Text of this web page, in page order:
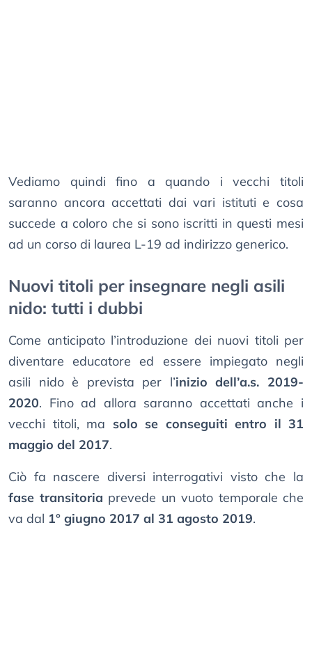
Vediamo quindi fino a quando i vecchi titoli
saranno ancora accettati dai vari istituti e cosa
succede a coloro che si sono iscritti in questi mesi
ad un corso di laurea L-19 ad indirizzo generico.
Nuovi titoli per insegnare negli asili
nido: tutti i dubbi
Come anticipato l’introduzione dei nuovi titoli per
diventare educatore ed essere impiegato negli
asili nido è prevista per l’inizio dell’a.s. 2019-
2020. Fino ad allora saranno accettati anche i
vecchi titoli, ma solo se conseguiti entro il 31
maggio del 2017.
Ciò fa nascere diversi interrogativi visto che la
fase transitoria prevede un vuoto temporale che
va dal 1° giugno 2017 al 31 agosto 2019.